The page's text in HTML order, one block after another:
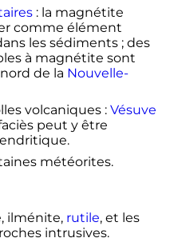
: la magnétite
comme élément
les sédiments ; des
à magnétite sont
de la Nouvelle-
volcaniques : Vésuve
peut y être
météorites.
ilménite, rutile, et les
intrusives.